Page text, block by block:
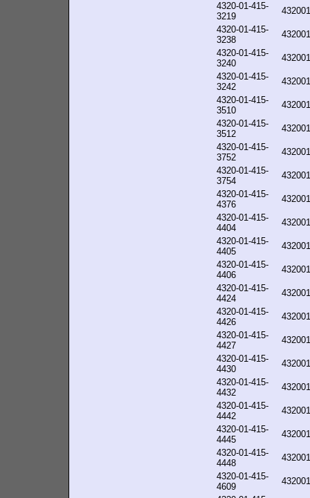
4320-01-415-
3219
4320-01-415-
3238
4320-01-415-
3240
4320-01-415-
3242
4320-01-415-
3510
4320-01-415-
3512
4320-01-415-
3752
4320-01-415-
3754
4320-01-415-
4376
4320-01-415-
4404
4320-01-415-
4405
4320-01-415-
4406
4320-01-415-
4424
4320-01-415-
4426
4320-01-415-
4427
4320-01-415-
4430
4320-01-415-
4432
4320-01-415-
4442
4320-01-415-
4445
4320-01-415-
4448
4320-01-415-
4609